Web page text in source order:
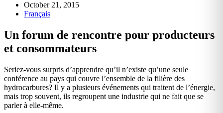
October 21, 2015
Français
Un forum de rencontre pour producteurs
et consommateurs
Seriez-vous surpris d’apprendre qu’il n’existe qu’une seule
conférence au pays qui couvre l’ensemble de la filière des
hydrocarbures? Il y a plusieurs événements qui traitent de l’énergie,
mais trop souvent, ils regroupent une industrie qui ne fait que se
parler à elle-même.